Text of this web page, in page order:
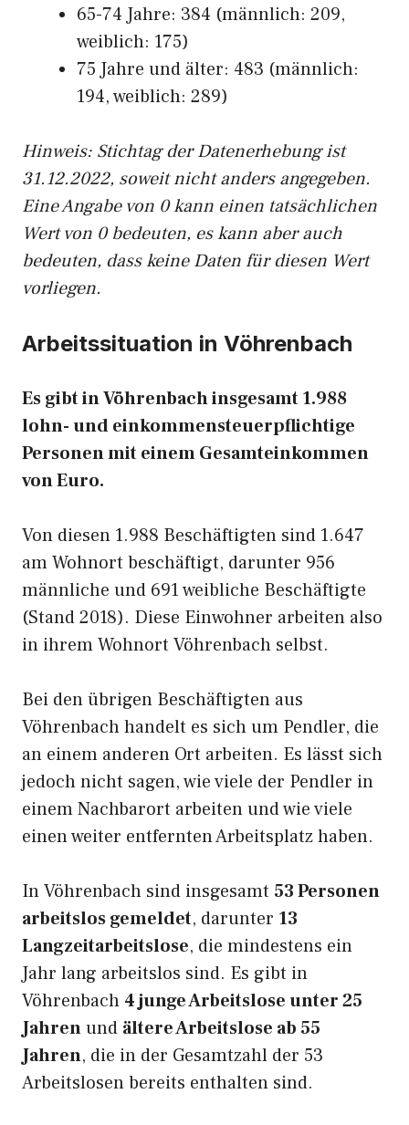
65-74 Jahre: 384 (männlich: 209,
weiblich: 175)
75 Jahre und älter: 483 (männlich:
194, weiblich: 289)
Hinweis: Stichtag der Datenerhebung ist
31.12.2022, soweit nicht anders angegeben.
Eine Angabe von 0 kann einen tatsächlichen
Wert von 0 bedeuten, es kann aber auch
bedeuten, dass keine Daten für diesen Wert
vorliegen.
Arbeitssituation in Vöhrenbach
Es gibt in Vöhrenbach insgesamt 1.988
lohn- und einkommensteuerpflichtige
Personen mit einem Gesamteinkommen
von Euro.
Von diesen 1.988 Beschäftigten sind 1.647
am Wohnort beschäftigt, darunter 956
männliche und 691 weibliche Beschäftigte
(Stand 2018). Diese Einwohner arbeiten also
in ihrem Wohnort Vöhrenbach selbst.
Bei den übrigen Beschäftigten aus
Vöhrenbach handelt es sich um Pendler, die
an einem anderen Ort arbeiten. Es lässt sich
jedoch nicht sagen, wie viele der Pendler in
einem Nachbarort arbeiten und wie viele
einen weiter entfernten Arbeitsplatz haben.
In Vöhrenbach sind insgesamt 53 Personen
arbeitslos gemeldet, darunter 13
Langzeitarbeitslose, die mindestens ein
Jahr lang arbeitslos sind. Es gibt in
Vöhrenbach 4 junge Arbeitslose unter 25
Jahrenund ältere Arbeitslose ab 55
Jahren, die in der Gesamtzahl der 53
Arbeitslosen bereits enthalten sind.